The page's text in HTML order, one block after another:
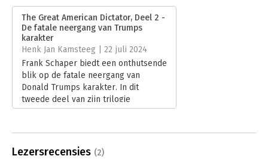
Trump pijnlijke verliezen in de rechtszaal, waar rechters de
baas zijn. Ondertussen groeit zijn wraakzucht.
Verschijningsdatum:
3-6-2024
Hoofdrubriek: Leiderschap
Serie:
The Great American Dictator
The Great American Dictator, Deel 2 -
De fatale neergang van Trumps
karakter
Henk Jan Kamsteeg | 22 juli 2024
Frank Schaper biedt een onthutsende
blik op de fatale neergang van
Donald Trumps karakter. In dit
tweede deel van zijn trilogie
analyseert Schaper hoe Trump zich
tot een wraakzuchtige leider. Met
behulp van het enneagram onthult
hij de diepgewortelde
Lezersrecensies (2)